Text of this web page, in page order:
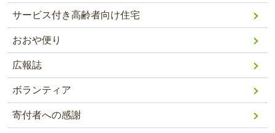
サービス付き高齢者向け住宅
おおや便り
広報誌
ボランティア
寄付者への感謝